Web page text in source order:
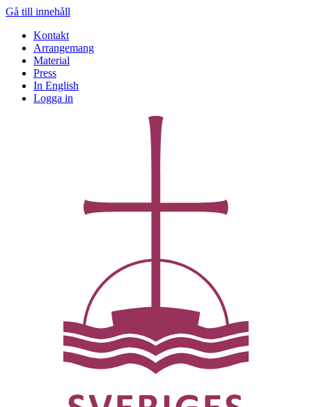
Gå till innehåll
Kontakt
Arrangemang
Material
Press
In English
Logga in